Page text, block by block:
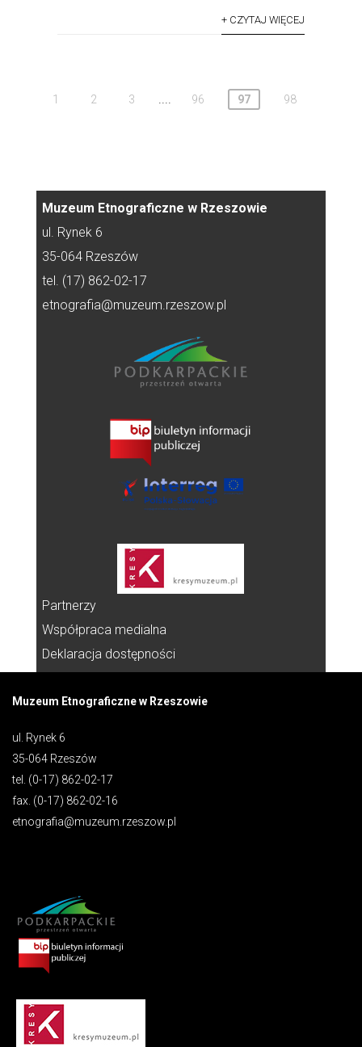
+ CZYTAJ WIĘCEJ
1 2 3 .... 96 97 98
Muzeum Etnograficzne w Rzeszowie
ul. Rynek 6
35-064 Rzeszów
tel. (17) 862-02-17
etnografia@muzeum.rzeszow.pl
Partnerzy
Współpraca medialna
Deklaracja dostępności
Muzeum Etnograficzne w Rzeszowie
ul. Rynek 6
35-064 Rzeszów
tel. (0-17) 862-02-17
fax. (0-17) 862-02-16
etnografia@muzeum.rzeszow.pl